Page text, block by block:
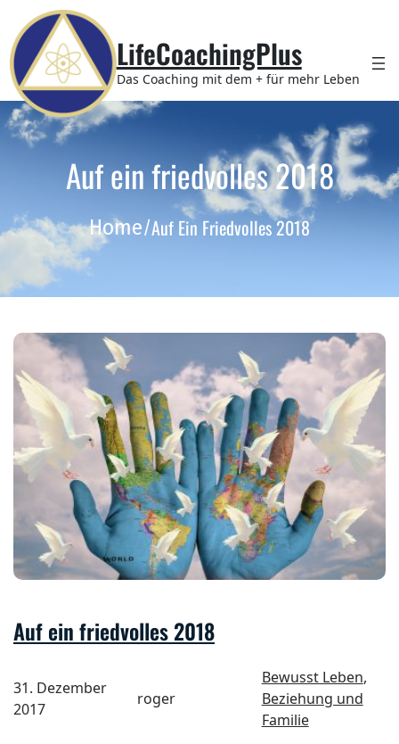
Inhalt
springen
LifeCoachingPlus
Das Coaching mit dem + für mehr Leben
Auf ein friedvolles 2018
Home/Auf Ein Friedvolles 2018
Auf ein friedvolles 2018
31. Dezember
2017
roger
Bewusst Leben
Beziehung und
Familie